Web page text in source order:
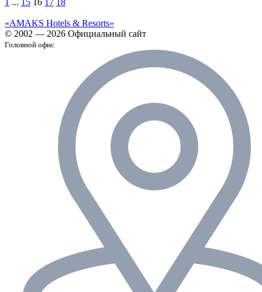
«AMAKS Hotels & Resorts»
© 2002 — 2026 Официальный сайт
Головной офис